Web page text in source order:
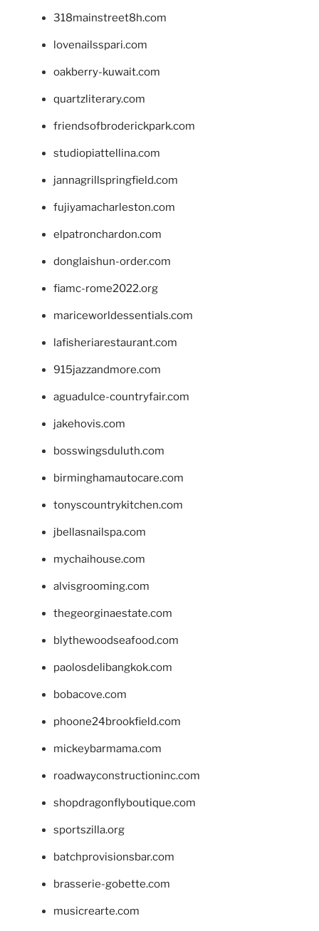
318mainstreet8h.com
lovenailsspari.com
oakberry-kuwait.com
quartzliterary.com
friendsofbroderickpark.com
studiopiattellina.com
jannagrillspringfield.com
fujiyamacharleston.com
elpatronchardon.com
donglaishun-order.com
fiamc-rome2022.org
mariceworldessentials.com
lafisheriarestaurant.com
915jazzandmore.com
aguadulce-countryfair.com
jakehovis.com
bosswingsduluth.com
birminghamautocare.com
tonyscountrykitchen.com
jbellasnailspa.com
mychaihouse.com
alvisgrooming.com
thegeorginaestate.com
blythewoodseafood.com
paolosdelibangkok.com
bobacove.com
phoone24brookfield.com
mickeybarmama.com
roadwayconstructioninc.com
shopdragonflyboutique.com
sportszilla.org
batchprovisionsbar.com
brasserie-gobette.com
musicrearte.com